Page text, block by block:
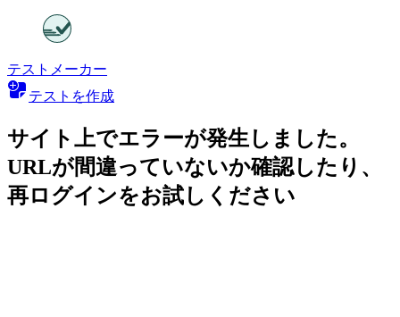
テストメーカー
テストを作成
サイト上でエラーが発生しました。
URLが間違っていないか確認したり、
再ログインをお試しください